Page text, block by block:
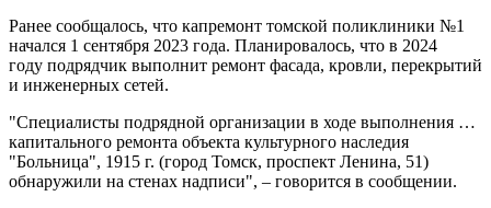
Ранее сообщалось, что капремонт томской поликлиники №1
начался 1 сентября 2023 года. Планировалось, что в 2024
году подрядчик выполнит ремонт фасада, кровли, перекрытий
и инженерных сетей.
"Специалисты подрядной организации в ходе выполнения …
капитального ремонта объекта культурного наследия
"Больница", 1915 г. (город Томск, проспект Ленина, 51)
обнаружили на стенах надписи", – говорится в сообщении.